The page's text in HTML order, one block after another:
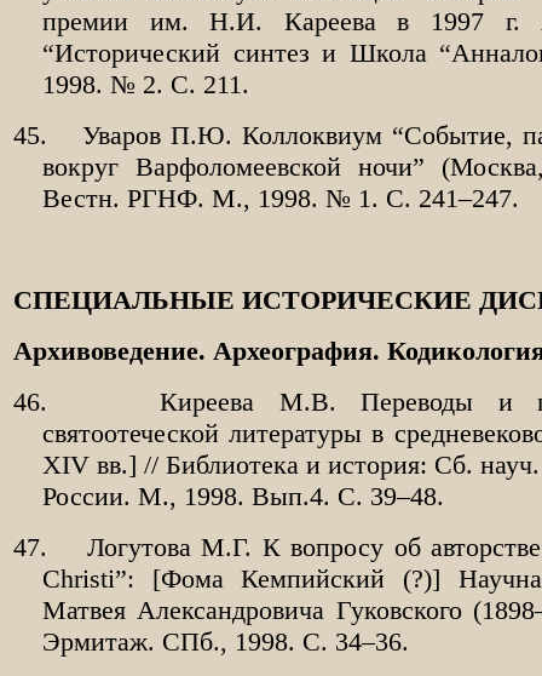
премии им. Н.И. Кареева в 1997 г.
“Исторический синтез и Школа
1998. № 2. С. 211.
45.
Уваров П.Ю. Коллоквиум “Событие,
вокруг Варфоломеевской ночи”
Вестн. РГНФ. М., 1998. № 1. С. 241–247.
СПЕЦИАЛЬНЫЕ ИСТОРИЧЕСКИЕ
Архивоведение. Археография.
46.
Киреева М.В. Переводы и
святоотеческой литературы в
XIV вв.] // Библиотека и история: Сб.
России. М., 1998. Вып.4. С. 39–48.
47.
Логутова М.Г. К вопросу об
Christi”: [Фома Кемпийский (?)]
Матвея Александровича Гуковского
Эрмитаж. СПб., 1998. С. 34–36.